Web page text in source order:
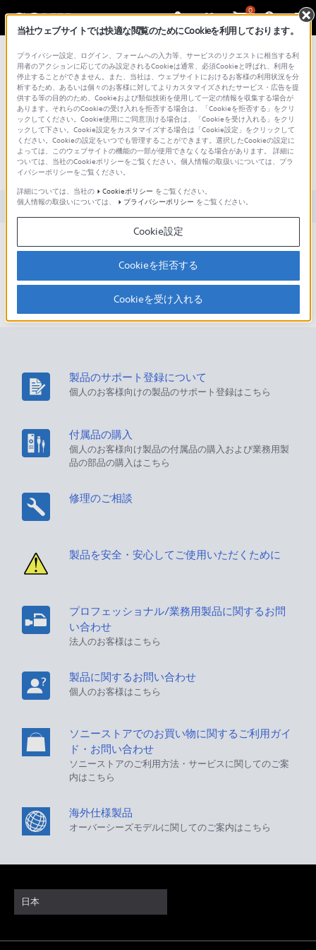
0
総合サポート・お問い合わせ
文書番号 : SH000163205 / 最終更新日 : 2025/03/11
SDI と HDMI の同時出力はできます
か。（PXW-Z190・PXW-Z280）
対象製品カテゴリー・製品
ができます。
4K撮影時の4K出力は、SDI(QFHD) か HDMI(QFHD)のどちらか一方
をメニューで選択できます。
製品のサポート登録について
個人のお客様向けの製品のサポート登録はこちら
付属品の購入
個人のお客様向け製品の付属品の購入および業務用製
品の部品の購入はこちら
修理のご相談
製品を安全・安心してご使用いただくために
プロフェッショナル/業務用製品に関するお問
い合わせ
法人のお客様はこちら
製品に関するお問い合わせ
個人のお客様はこちら
ソニーストアでのお買い物に関するご利用ガイ
ド・お問い合わせ
ソニーストアのご利用方法・サービスに関してのご案
内はこちら
海外仕様製品
オーバーシーズモデルに関してのご案内はこちら
日本
当社ウェブサイトでは快適な閲覧のためにCookieを利用しております。
プライバシー設定、ログイン、フォームへの入力等、サービスのリクエストに相当する利
用者のアクションに応じてのみ設定されるCookieは通常、必須Cookieと呼ばれ、利用を
停止することができません。また、当社は、ウェブサイトにおけるお客様の利用状況を分
析するため、あるいは個々のお客様に対してよりカスタマイズされたサービス・広告を提
供する等の目的のため、Cookieおよび類似技術を使用して一定の情報を収集する場合が
あります。それらのCookieの受け入れを拒否する場合は、「Cookieを拒否する」をクリ
ックしてください。Cookie使用にご同意頂ける場合は、「Cookieを受け入れる」をクリ
ックして下さい。Cookie設定をカスタマイズする場合は「Cookie設定」をクリックして
ください。Cookieの設定をいつでも管理することができます。選択したCookieの設定に
よっては、このウェブサイトの機能の一部が使用できなくなる場合があります。 詳細に
ついては、当社のCookieポリシーをご覧ください。個人情報の取扱いについては、プラ
イバシーポリシーをご覧ください。
詳細については、当社の
Cookieポリシー をご覧ください。
個人情報の取扱いについては、
プライバシーポリシー をご覧ください。
Cookie設定
Cookieを拒否する
Cookieを受け入れる